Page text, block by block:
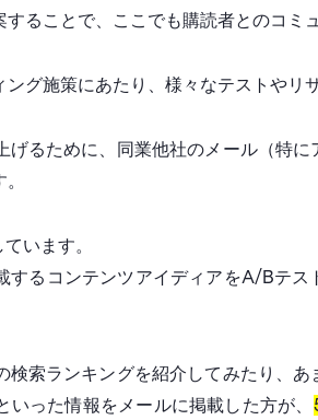
ることで、ここでも購読者とのコミ
グ施策にあたり、様々なテストやリ
るために、同業他社のメール（特
います。
するコンテンツアイディアをA/Bテ
検索ランキングを紹介してみたり、
った情報をメールに掲載した方が、